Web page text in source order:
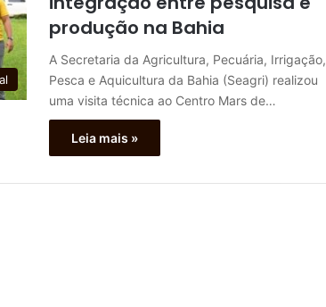
produção na Bahia
A Secretaria da Agricultura, Pecuária, Irrigação,
Pesca e Aquicultura da Bahia (Seagri) realizou
uma visita técnica ao Centro Mars de…
Leia mais »